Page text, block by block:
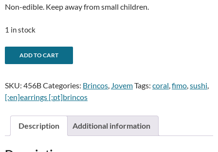
Non-edible. Keep away from small children.
1 in stock
Brincos
sushi
de
atum
Tuna
nigiri
ADD TO CART
e
r
a
t
SKU: 456BCategories: Brincos, JovemTags: coral,fimo,sushi,
[:en]earrings [:pt]brincos
Description Additional information